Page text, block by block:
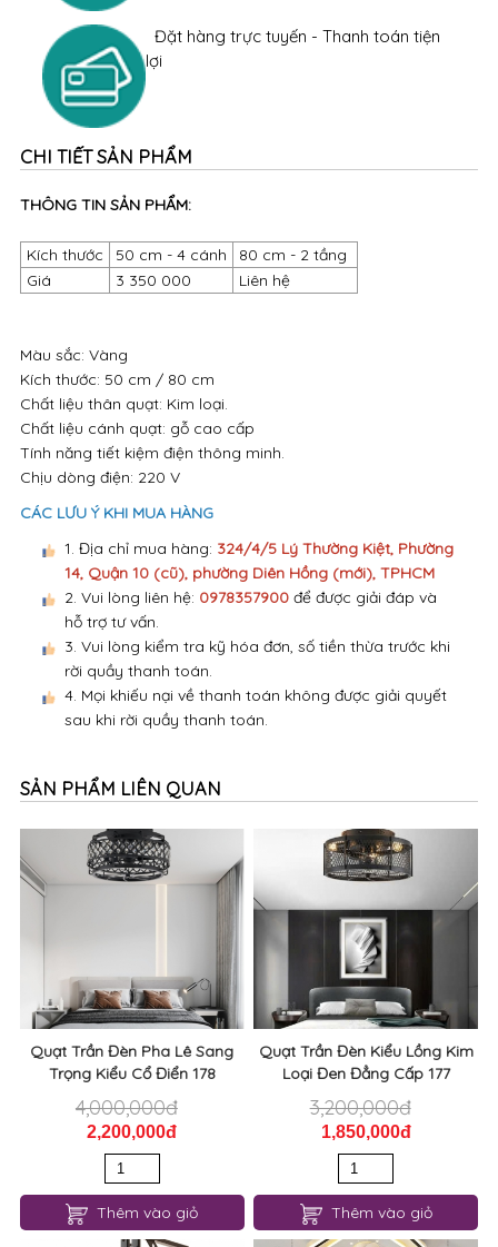
Đặt hàng trực tuyến - Thanh toán tiện
lợi
CHI TIẾT SẢN PHẨM
THÔNG TIN SẢN PHẨM:
Kích thước 50 cm - 4 cánh
80 cm - 2 tầng
Giá
3 350 000 Liên hệ
Màu sắc: Vàng
Kích thước: 50 cm / 80 cm
Chất liệu thân quạt: Kim loại.
Chất liệu cánh quạt: gỗ cao cấp
Tính năng tiết kiệm điện thông minh.
Chịu dòng điện: 220 V
CÁC LƯU Ý KHI MUA HÀNG
1. Địa chỉ mua hàng: 324/4/5 Lý Thường Kiệt, Phường
14, Quận 10 (cũ), phường Diên Hồng (mới), TPHCM
2. Vui lòng liên hệ: 0978357900để được giải đáp và
hỗ trợ tư vấn.
3. Vui lòng kiểm tra kỹ hóa đơn, số tiền thừa trước khi
rời quầy thanh toán.
4. Mọi khiếu nại về thanh toán không được giải quyết
sau khi rời quầy thanh toán.
SẢN PHẨM LIÊN QUAN
Quạt Trần Đèn Pha Lê Sang
Trọng Kiểu Cổ Điển 178
4,000,000đ
2,200,000đ
Thêm vào giỏ
Quạt Trần Đèn Kiểu Lồng Kim
Loại Đen Đẳng Cấp 177
3,200,000đ
1,850,000đ
Thêm vào giỏ